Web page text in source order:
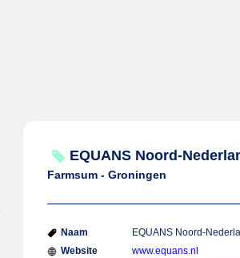
EQUANS Noord-
Farmsum - Groningen
Naam
EQUANS Noord-
Website
www.equans.nl